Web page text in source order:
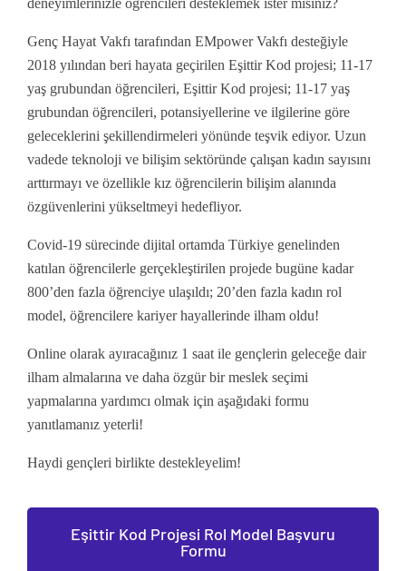
deneyimlerinizle öğrencileri desteklemek ister misiniz?
Genç Hayat Vakfı tarafından EMpower Vakfı desteğiyle
2018 yılından beri hayata geçirilen Eşittir Kod projesi; 11-17
yaş grubundan öğrencileri, Eşittir Kod projesi; 11-17 yaş
grubundan öğrencileri, potansiyellerine ve ilgilerine göre
geleceklerini şekillendirmeleri yönünde teşvik ediyor. Uzun
vadede teknoloji ve bilişim sektöründe çalışan kadın sayısını
arttırmayı ve özellikle kız öğrencilerin bilişim alanında
özgüvenlerini yükseltmeyi hedefliyor.
Covid-19 sürecinde dijital ortamda Türkiye genelinden
katılan öğrencilerle gerçekleştirilen projede bugüne kadar
800’den fazla öğrenciye ulaşıldı; 20’den fazla kadın rol
model, öğrencilere kariyer hayallerinde ilham oldu!
Online olarak ayıracağınız 1 saat ile gençlerin geleceğe dair
ilham almalarına ve daha özgür bir meslek seçimi
yapmalarına yardımcı olmak için aşağıdaki formu
yanıtlamanız yeterli!
Haydi gençleri birlikte destekleyelim!
Eşittir Kod Projesi Rol Model Başvuru
Formu